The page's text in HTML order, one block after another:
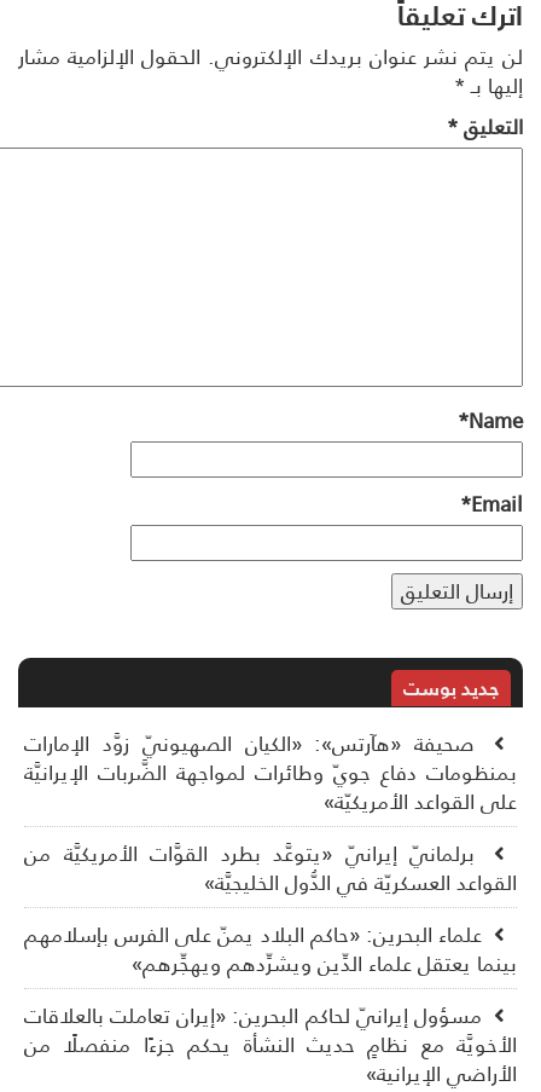
تعليقاً
يتم نشر عنوان بريدك الإلكتروني. الحقول الإلزامية مشار
بـ*
*
*
*
جديد بوست
صحيفة «هآرتس»: «الكيان الصهيونيّ زوَّد الإمارات
دفاع جويّ وطائرات لمواجهة الضَّربات الإيرانيَّة
القواعد الأمريكيّة»
برلمانيّ إيرانيّ «يتوعَّد بطرد القوَّات الأمريكيَّة من
العسكريّة في الدُّول الخليجيَّة»
علماء البحرين: «حاكم البلاد يمنّ على الفرس بإسلامهم
يعتقل علماء الدِّين ويشرِّدهم ويهجِّرهم»
مسؤول إيرانيّ لحاكم البحرين: «إيران تعاملت بالعلاقات
مع نظامٍ حديث النشأة يحكم جزءًا منفصلًا من
الإيرانية»